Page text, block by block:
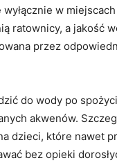
wyłącznie w
ratownicy, a jakość
przez
do wody po
akwenów.
dzieci, które nawet
bez opieki